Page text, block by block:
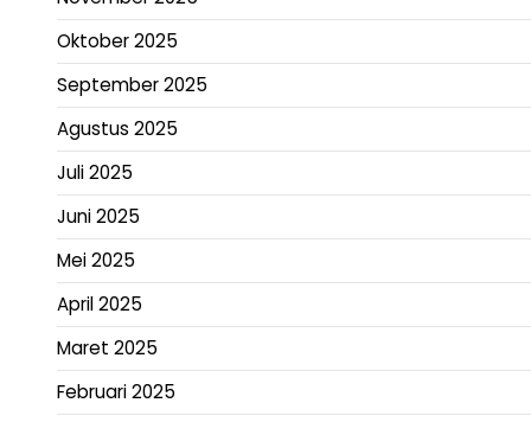
Oktober 2025
September 2025
Agustus 2025
Juli 2025
Juni 2025
Mei 2025
April 2025
Maret 2025
Februari 2025